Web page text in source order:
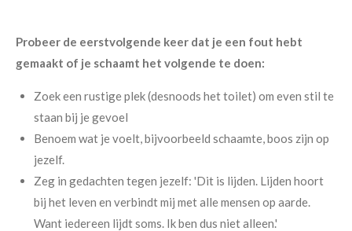
Probeer de eerstvolgende keer dat je een fout hebt
gemaakt of je schaamt het volgende te doen:
Zoek een rustige plek (desnoods het toilet) om even stil te
staan bij je gevoel
Benoem wat je voelt, bijvoorbeeld schaamte, boos zijn op
jezelf.
Zeg in gedachten tegen jezelf: 'Dit is lijden. Lijden hoort
bij het leven en verbindt mij met alle mensen op aarde.
Want iedereen lijdt soms. Ik ben dus niet alleen.'